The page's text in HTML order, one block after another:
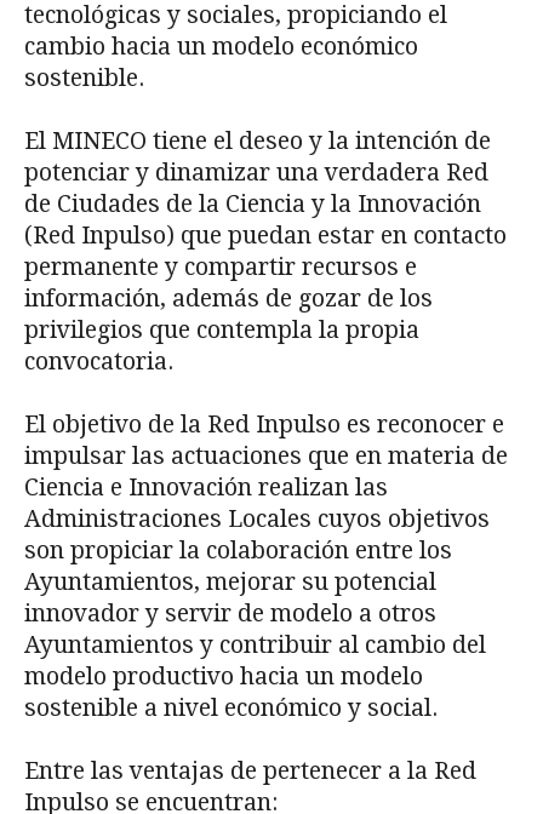
tecnológicas y sociales, propiciando el
cambio hacia un modelo económico
sostenible.
El MINECO tiene el deseo y la intención de
potenciar y dinamizar una verdadera Red
de Ciudades de la Ciencia y la Innovación
(Red Inpulso) que puedan estar en contacto
permanente y compartir recursos e
información, además de gozar de los
privilegios que contempla la propia
convocatoria.
El objetivo de la Red Inpulso es reconocer e
impulsar las actuaciones que en materia de
Ciencia e Innovación realizan las
Administraciones Locales cuyos objetivos
son propiciar la colaboración entre los
Ayuntamientos, mejorar su potencial
innovador y servir de modelo a otros
Ayuntamientos y contribuir al cambio del
modelo productivo hacia un modelo
sostenible a nivel económico y social.
Entre las ventajas de pertenecer a la Red
Inpulso se encuentran: